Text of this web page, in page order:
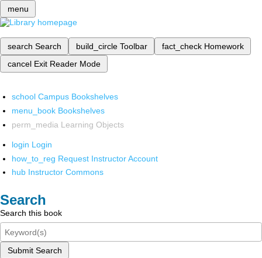
menu
search Search build_circle Toolbar fact_check Homework
cancel Exit Reader Mode
school Campus Bookshelves
menu_book Bookshelves
perm_media Learning Objects
login Login
how_to_reg Request Instructor Account
hub Instructor Commons
Search
Search this book
Submit Search